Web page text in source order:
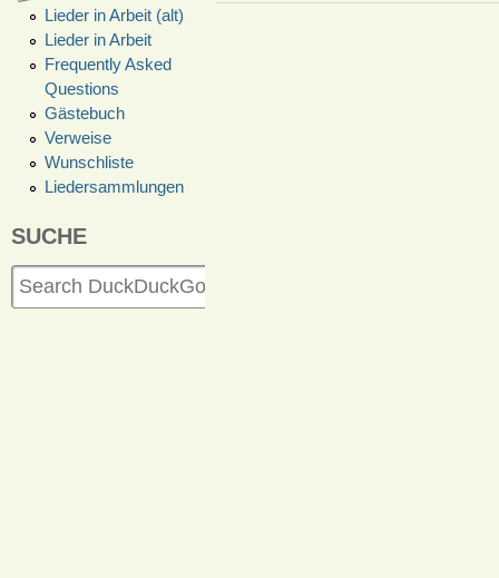
Lieder in Arbeit (alt)
Lieder in Arbeit
Frequently Asked
Questions
Gästebuch
Verweise
Wunschliste
Liedersammlungen
SUCHE